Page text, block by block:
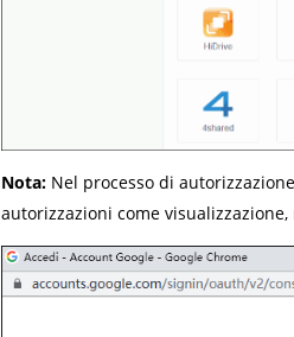
Nota: Nel processo di
autorizzazioni come